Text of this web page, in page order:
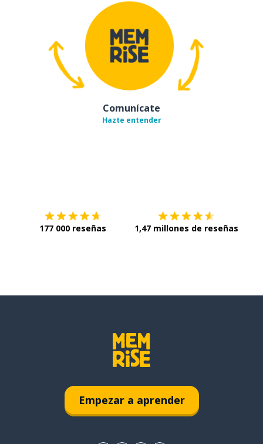
Comunícate
Hazte entender
177 000 reseñas 1,47 millones de reseñas
Empezar a aprender